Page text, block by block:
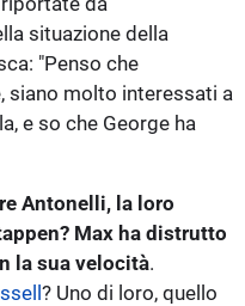
situazione della
"Penso che
siano molto interessati a
e so che George ha
Antonelli, la loro
Max ha distrutto
la sua velocità.
? Uno di loro, quello